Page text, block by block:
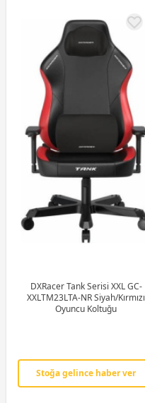
DXRacer Tank Serisi XXL GC-
XXLTM23LTA-NR Siyah/Kırmızı
Oyuncu Koltuğu
Stoğa gelince haber ver